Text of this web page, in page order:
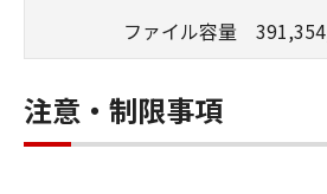
ていかなる保証もいたしま
キヤノン、キヤノンマー
ン株式会社およびキヤノ
は、本ソフトウェアの使用
連して生ずる直接的また
ファイル容量
注意・制限事項